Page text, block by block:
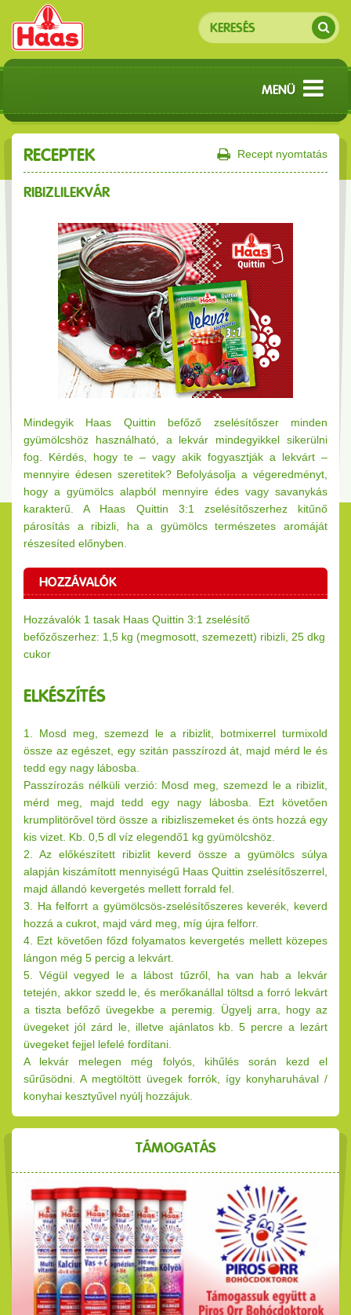
MENÜ
RECEPTEK Recept nyomtatás
RIBIZLILEKVÁR
Mindegyik Haas Quittin befőző zselésítőszer minden
gyümölcshöz használható, a lekvár mindegyikkel sikerülni
fog. Kérdés, hogy te – vagy akik fogyasztják a lekvárt –
mennyire édesen szeretitek? Befolyásolja a végeredményt,
hogy a gyümölcs alapból mennyire édes vagy savanykás
karakterű. A Haas Quittin 3:1 zselésítőszerhez kitűnő
párosítás a ribizli, ha a gyümölcs természetes aromáját
részesíted előnyben.
HOZZÁVALÓK
Hozzávalók 1 tasak Haas Quittin 3:1 zselésítő
befőzőszerhez: 1,5 kg (megmosott, szemezett) ribizli, 25 dkg
cukor
ELKÉSZÍTÉS
1. Mosd meg, szemezd le a ribizlit, botmixerrel turmixold
össze az egészet, egy szitán passzírozd át, majd mérd le és
tedd egy nagy lábosba.
Passzírozás nélküli verzió: Mosd meg, szemezd le a ribizlit,
mérd meg, majd tedd egy nagy lábosba. Ezt követően
krumplitörővel törd össze a ribizliszemeket és önts hozzá egy
kis vizet. Kb. 0,5 dl víz elegendő1 kg gyümölcshöz.
2. Az előkészített ribizlit keverd össze a gyümölcs súlya
alapján kiszámított mennyiségű Haas Quittin zselésítőszerrel,
majd állandó kevergetés mellett forrald fel.
3. Ha felforrt a gyümölcsös-zselésítőszeres keverék, keverd
hozzá a cukrot, majd várd meg, míg újra felforr.
4. Ezt követően főzd folyamatos kevergetés mellett közepes
lángon még 5 percig a lekvárt.
5. Végül vegyed le a lábost tűzről, ha van hab a lekvár
tetején, akkor szedd le, és merőkanállal töltsd a forró lekvárt
a tiszta befőző üvegekbe a peremig. Ügyelj arra, hogy az
üvegeket jól zárd le, illetve ajánlatos kb. 5 percre a lezárt
üvegeket fejjel lefelé fordítani.
A lekvár melegen még folyós, kihűlés során kezd el
sűrűsödni. A megtöltött üvegek forrók, így konyharuhával /
konyhai kesztyűvel nyúlj hozzájuk.
TÁMOGATÁS